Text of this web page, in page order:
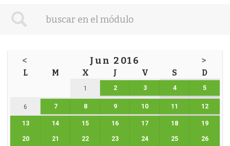
< Jun 2016 >
L M X J V S D
1 2 3 4 5
6 7 8 9 10 11 12
13 14 15 16 17 18 19
20 21 22 23 24 25 26